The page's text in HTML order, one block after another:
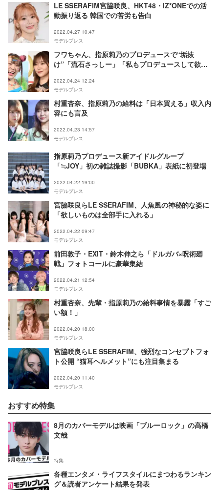
LE SSERAFIM宮脇咲良、HKT48・IZ*ONEでの活
動振り返る 韓国での苦労も告白
2022.04.27 10:47
モデルプレス
フワちゃん、指原莉乃のプロデュースで“垢抜
け”「流石さっしー」「私もプロデュースして欲し
2022.04.24 12:24
モデルプレス
村重杏奈、指原莉乃の給料は「日本買える」収入内
容にも言及
2022.04.23 14:57
モデルプレス
指原莉乃プロデュース新アイドルグループ
「≒JOY」初の雑誌撮影「BUBKA」表紙に初登場
2022.04.22 19:00
モデルプレス
宮脇咲良らLE SSERAFIM、人魚風の神秘的な姿に
「欲しいものは全部手に入れる」
2022.04.22 09:47
モデルプレス
前田敦子・EXIT・鈴木伸之ら「ドルガバ×呪術廻
戦」フォトコールに豪華集結
2022.04.21 12:54
モデルプレス
村重杏奈、先輩・指原莉乃の給料事情を暴露「すご
い額！」
2022.04.20 18:00
モデルプレス
宮脇咲良らLE SSERAFIM、強烈なコンセプトフォ
ト公開 “猫耳ヘルメット”にも注目集まる
2022.04.20 11:40
モデルプレス
おすすめ特集
8月のカバーモデルは映画「ブルーロック」の高橋
文哉
特集
各種エンタメ・ライフスタイルにまつわるランキン
グ＆読者アンケート結果を発表